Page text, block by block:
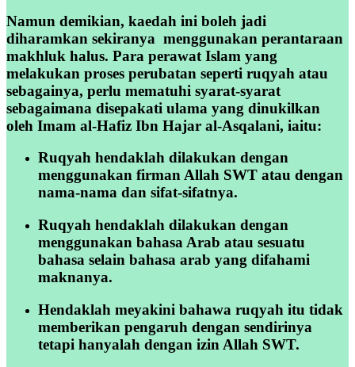
Namun demikian, kaedah ini boleh jadi
diharamkan sekiranya menggunakan perantaraan
makhluk halus. Para perawat Islam yang
melakukan proses perubatan seperti ruqyah atau
sebagainya, perlu mematuhi syarat-syarat
sebagaimana disepakati ulama yang dinukilkan
oleh Imam al-Hafiz Ibn Hajar al-Asqalani, iaitu:
Ruqyah hendaklah dilakukan dengan
menggunakan firman Allah SWT atau dengan
nama-nama dan sifat-sifatnya.
Ruqyah hendaklah dilakukan dengan
menggunakan bahasa Arab atau sesuatu
bahasa selain bahasa arab yang difahami
maknanya.
Hendaklah meyakini bahawa ruqyah itu tidak
memberikan pengaruh dengan sendirinya
tetapi hanyalah dengan izin Allah SWT.